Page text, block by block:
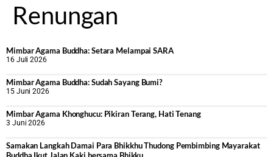
Renungan
Mimbar Agama Buddha: Setara Melampai SARA
16 Juli 2026
Mimbar Agama Buddha: Sudah Sayang Bumi?
15 Juni 2026
Mimbar Agama Khonghucu: Pikiran Terang, Hati Tenang
3 Juni 2026
Samakan Langkah Damai Para Bhikkhu Thudong Pembimbing Mayarakat